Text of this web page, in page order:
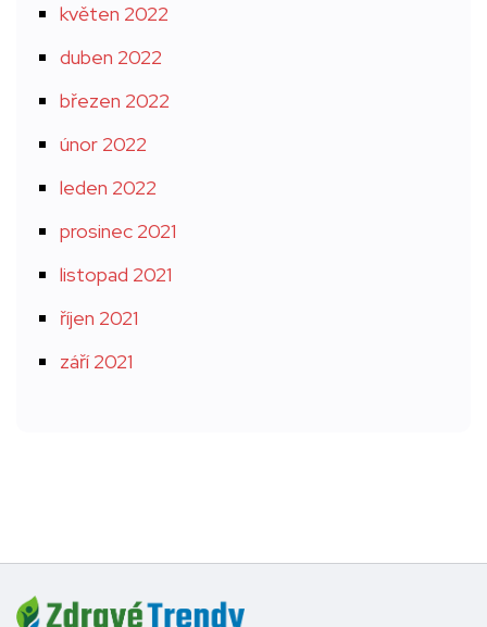
květen 2022
duben 2022
březen 2022
únor 2022
leden 2022
prosinec 2021
listopad 2021
říjen 2021
září 2021